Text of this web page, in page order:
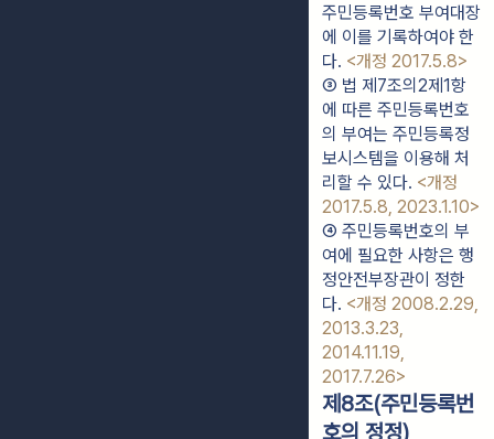
주민등록번호 부여대장
에 이를 기록하여야 한
다. <개정 2017.5.8>
③ 법 제7조의2제1항
에 따른 주민등록번호
의 부여는 주민등록정
보시스템을 이용해 처
리할 수 있다. <개정
2017.5.8, 2023.1.10>
④ 주민등록번호의 부
여에 필요한 사항은 행
정안전부장관이 정한
다. <개정 2008.2.29,
2013.3.23,
2014.11.19,
2017.7.26>
제8조(주민등록번
호의 정정)